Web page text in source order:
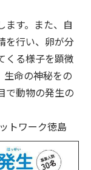
ます。また、自
を行い、卵が分
くる様子を顕微
生命の神秘をの
で動物の発生の
トワーク徳島